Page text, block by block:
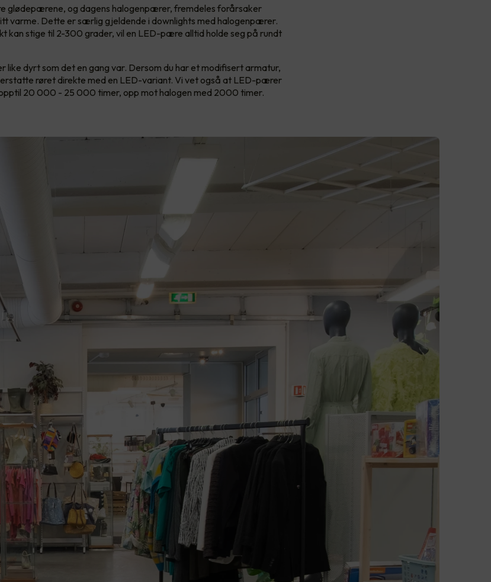
glødepærene, og dagens halogenpærer, fremdeles forårsaker
varme. Dette er særlig gjeldende i downlights med halogenpærer.
kan stige til 2-300 grader, vil en LED-pære alltid holde seg på rundt
like dyrt som det en gang var. Dersom du har et modifisert armatur,
røret direkte med en LED-variant. Vi vet også at LED-pærer
20 000 - 25 000 timer, opp mot halogen med 2000 timer.